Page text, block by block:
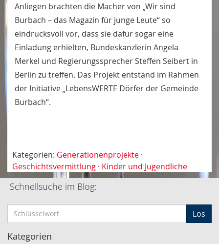
Anliegen brachten die Macher von „Wir sind
Burbach – das Magazin für junge Leute“ so
eindrucksvoll vor, dass sie dafür sogar eine
Einladung erhielten, Bundeskanzlerin Angela
Merkel und Regierungssprecher Steffen Seibert in
Berlin zu treffen. Das Projekt entstand im Rahmen
der Initiative „LebensWERTE Dörfer der Gemeinde
Burbach“.
Kategorien: Generationenprojekte ·
Geschichtsvermittlung · Kinder und Jugendliche
Schnellsuche im Blog:
c
h
Los
Kategorien